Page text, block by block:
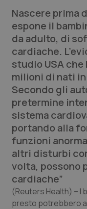
Scienza e Farmaci
Studi e Analisi
Lettere al
Edizioni
QS Pro
Professionisti
Abruzzo
Basilicata
QS Pro Gold
Artrite &
QS Club
Nascere prima
espone il
da adulto, di
cardiache.
studio USA
milioni di nati in
Secondo gli
pretermine
sistema
portando alla
funzioni
altri disturbi
volta, possono
cardiache”
(Reuters Health) – I
presto potrebbero